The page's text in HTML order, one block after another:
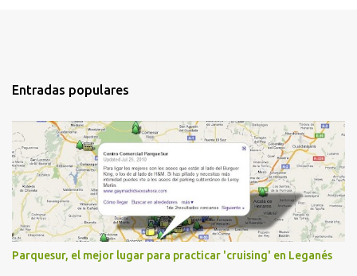
Entradas populares
Parquesur, el mejor lugar para practicar 'cruising' en Leganés